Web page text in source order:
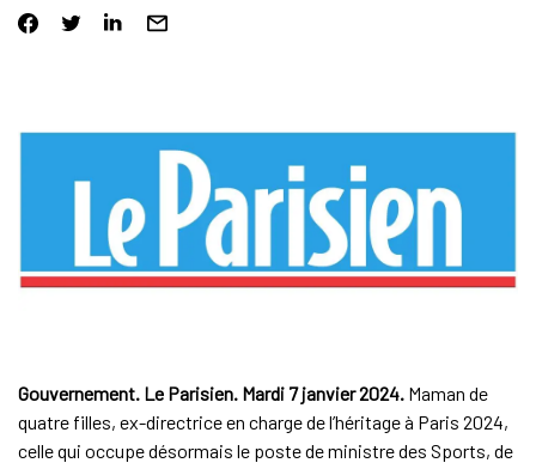
Gouvernement. Le Parisien. Mardi 7 janvier 2024. Maman de
quatre filles, ex-directrice en charge de l’héritage à Paris 2024,
celle qui occupe désormais le poste de ministre des Sports, de